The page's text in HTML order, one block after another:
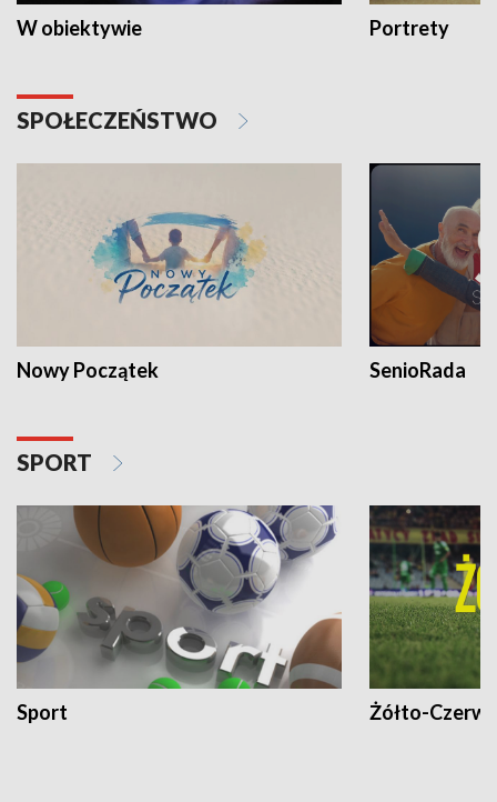
W obiektywie Portrety
SPOŁECZEŃSTWO
Nowy Początek SenioRada
SPORT
Sport Żółto-